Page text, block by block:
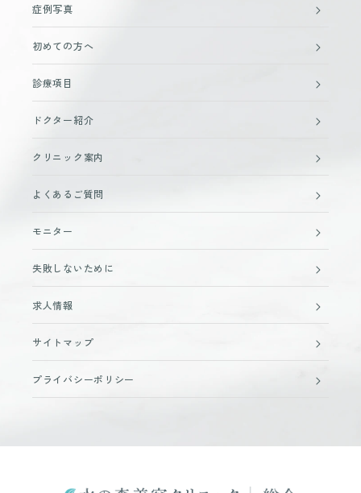
症例写真
初めての方へ
診療項目
ドクター紹介
クリニック案内
よくあるご質問
モニター
失敗しないために
求人情報
サイトマップ
プライバシーポリシー